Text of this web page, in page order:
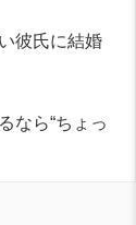
彼氏に結婚
なら“ちょっ